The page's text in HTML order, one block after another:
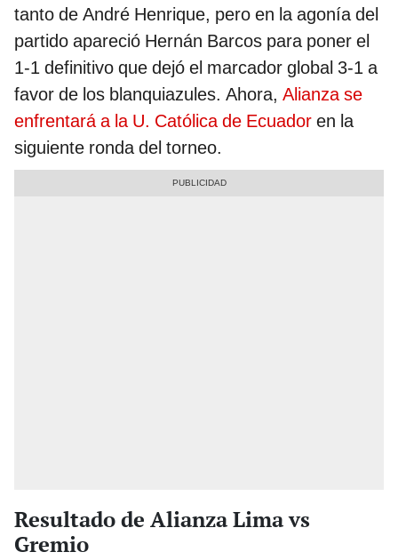
tanto de André Henrique, pero en la agonía del
partido apareció Hernán Barcos para poner el
1-1 definitivo que dejó el marcador global 3-1 a
favor de los blanquiazules. Ahora, Alianza se
enfrentará a la U. Católica de Ecuador en la
siguiente ronda del torneo.
Resultado de Alianza Lima vs
Gremio